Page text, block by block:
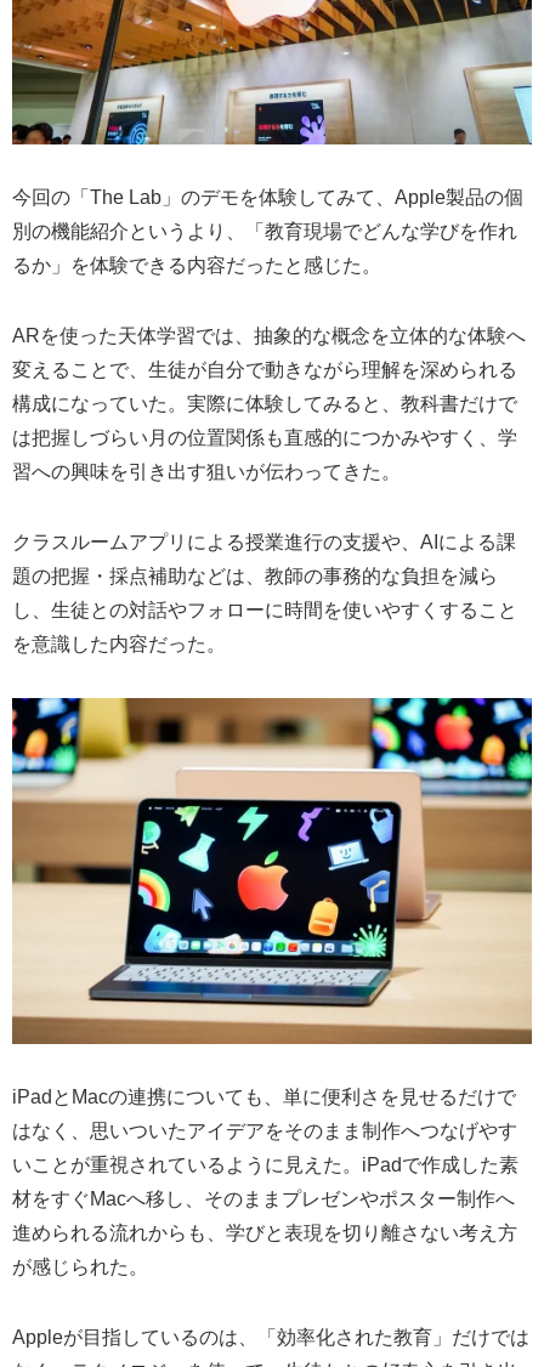
今回の「The Lab」のデモを体験してみて、Apple製品の個
別の機能紹介というより、「教育現場でどんな学びを作れ
るか」を体験できる内容だったと感じた。
ARを使った天体学習では、抽象的な概念を立体的な体験へ
変えることで、生徒が自分で動きながら理解を深められる
構成になっていた。実際に体験してみると、教科書だけで
は把握しづらい月の位置関係も直感的につかみやすく、学
習への興味を引き出す狙いが伝わってきた。
クラスルームアプリによる授業進行の支援や、AIによる課
題の把握・採点補助などは、教師の事務的な負担を減ら
し、生徒との対話やフォローに時間を使いやすくすること
を意識した内容だった。
iPadとMacの連携についても、単に便利さを見せるだけで
はなく、思いついたアイデアをそのまま制作へつなげやす
いことが重視されているように見えた。iPadで作成した素
材をすぐMacへ移し、そのままプレゼンやポスター制作へ
進められる流れからも、学びと表現を切り離さない考え方
が感じられた。
Appleが目指しているのは、「効率化された教育」だけでは